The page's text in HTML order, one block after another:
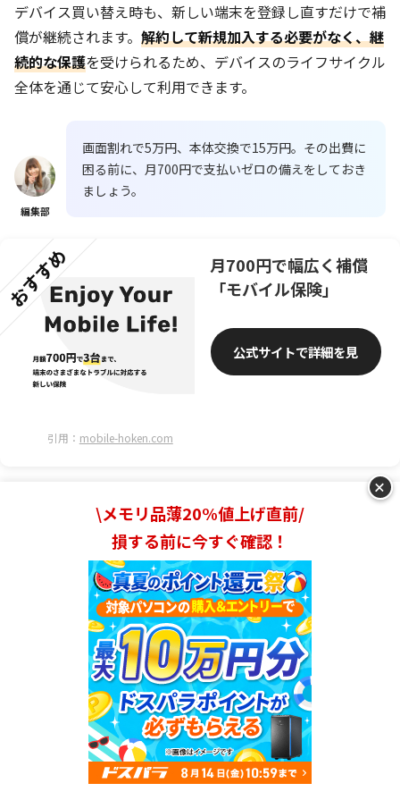
デバイス買い替え時も、新しい端末を登録し直すだけで補
償が継続されます。 解約して新規加入する必要がなく、継
続的な保護を受けられるため、デバイスのライフサイクル
全体を通じて安心して利用できます。
編集部
画面割れで5万円、本体交換で15万円。その出費に
困る前に、月700円で支払いゼロの備えをしておき
ましょう。
おすすめ
引用： mobile-hoken.com
月700円で幅広く補償
「モバイル保険」
公式サイトで詳細を見
モバイル保険の4つのデメリット｜「いらな
い」という声がある理由・注意点
+
\メモリ品薄20%値上げ直前/
損する前に今すぐ確認！